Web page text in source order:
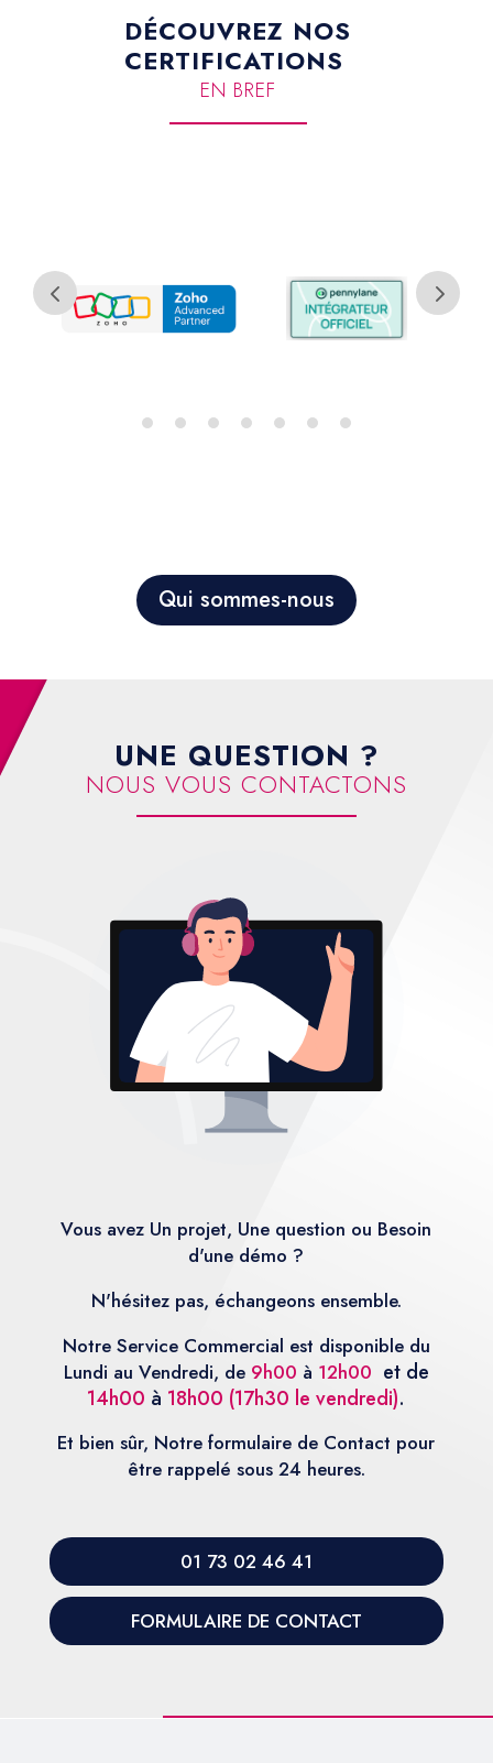
DÉCOUVREZ NOS
CERTIFICATIONS
EN BREF
Qui sommes-nous
UNE QUESTION ?
NOUS VOUS CONTACTONS
Vous avez Un projet, Une question ou Besoin
d'une démo ?
N'hésitez pas, échangeons ensemble.
Notre Service Commercial est disponible du
Lundi au Vendredi, de 9h00 à 12h00 et de
14h00 à 18h00 (17h30 le vendredi).
Et bien sûr, Notre formulaire de Contact pour
être rappelé sous 24 heures.
01 73 02 46 41
FORMULAIRE DE CONTACT